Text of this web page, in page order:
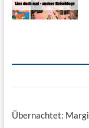
Übernachtet: